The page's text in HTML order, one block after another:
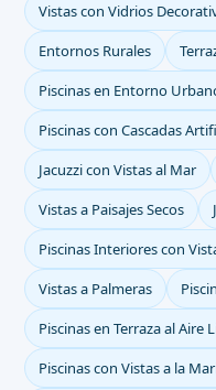
Vistas con Vidrios
Entornos Rurales
Piscinas en Entorno
Piscinas con Cascadas
Jacuzzi con Vistas al Mar
Vistas a Paisajes Secos
Piscinas Interiores con
Vistas a Palmeras
Piscinas en Terraza al Aire
Piscinas con Vistas a la